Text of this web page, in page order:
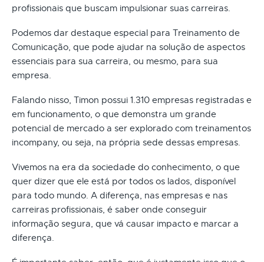
profissionais que buscam impulsionar suas carreiras.
Podemos dar destaque especial para Treinamento de
Comunicação, que pode ajudar na solução de aspectos
essenciais para sua carreira, ou mesmo, para sua
empresa.
Falando nisso, Timon possui 1.310 empresas registradas e
em funcionamento, o que demonstra um grande
potencial de mercado a ser explorado com treinamentos
incompany, ou seja, na própria sede dessas empresas.
Vivemos na era da sociedade do conhecimento, o que
quer dizer que ele está por todos os lados, disponível
para todo mundo. A diferença, nas empresas e nas
carreiras profissionais, é saber onde conseguir
informação segura, que vá causar impacto e marcar a
diferença.